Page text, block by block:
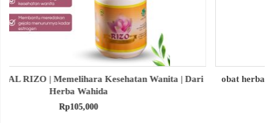
obat herbal senna aloe untuk melancarkan bab produk herba